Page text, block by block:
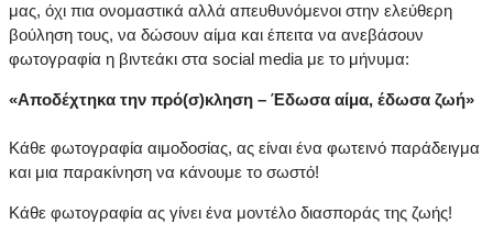
μας, όχι πια ονομαστικά αλλά απευθυνόμενοι στην ελεύθερη
βούληση τους, να δώσουν αίμα και έπειτα να ανεβάσουν
φωτογραφία η βιντεάκι στα social media με το μήνυμα:
«Αποδέχτηκα την πρό(σ)κληση – Έδωσα αίμα, έδωσα ζωή»
Κάθε φωτογραφία αιμοδοσίας, ας είναι ένα φωτεινό παράδειγμα
και μια παρακίνηση να κάνουμε το σωστό!
Κάθε φωτογραφία ας γίνει ένα μοντέλο διασποράς της ζωής!